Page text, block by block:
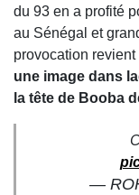
du 93 en a profité
au Sénégal et
provocation
une image dans
la tête de Booba
—